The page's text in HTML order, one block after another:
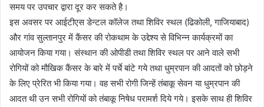
समय पर उपचार द्वारा दूर कर सकते है।
इस अवसर पर आईटीएस डेन्टल कॉलेज तथा शिविर स्थल (ढिकोली, गाजियाबाद)
और गांव सुल्तानपुर में कैंसर की रोकथाम के उद्देश्य से विभिन्न कार्यक्रमों का
आयोजन किया गया। संस्थान की ओपीडी तथा शिविर स्थल पर आने वाले सभी
रोगियों को मौखिक कैंसर के बारे में पर्चे बांटे गये तथा धुम्रपान की आदतों को छोड़ने
के लिए प्रेरित भी किया गया। वह सभी रोगी जिन्हें तंबाकू सेवन या धुम्रपान की
आदत थी उन सभी रोगियों को तंबाकू निषेध परामर्श दिये गये। इसके साथ ही शिविर